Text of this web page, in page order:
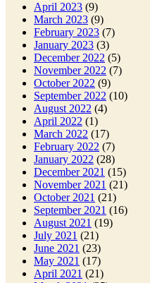
April 2023 (9)
March 2023 (9)
February 2023 (7)
January 2023 (3)
December 2022 (5)
November 2022 (7)
October 2022 (9)
September 2022 (10)
August 2022 (4)
April 2022 (1)
March 2022 (17)
February 2022 (7)
January 2022 (28)
December 2021 (15)
November 2021 (21)
October 2021 (21)
September 2021 (16)
August 2021 (19)
July 2021 (21)
June 2021 (23)
May 2021 (17)
April 2021 (21)